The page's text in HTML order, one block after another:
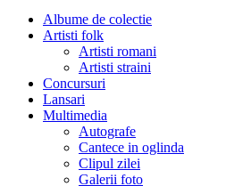
Albume de colectie
Artisti folk
Artisti romani
Artisti straini
Concursuri
Lansari
Multimedia
Autografe
Cantece in oglinda
Clipul zilei
Galerii foto